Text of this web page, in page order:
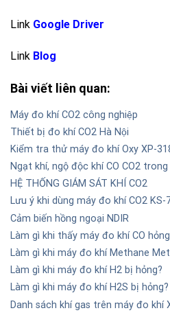
Link Google Driver
Link Blog
Bài viết liên quan:
Máy đo khí CO2 công nghiệp
Thiết bị đo khí CO2 Hà Nội
Kiểm tra thử máy đo khí Oxy XP-
Ngạt khí, ngộ độc khí CO CO2
HỆ THỐNG GIÁM SÁT KHÍ CO2
Lưu ý khi dùng máy đo khí CO2 KS-
Cảm biến hồng ngoại NDIR
Làm gì khi thấy máy đo khí CO
Làm gì khi máy đo khí Methane
Làm gì khi máy đo khí H2 bị hỏng?
Làm gì khi máy đo khí H2S bị hỏng?
Danh sách khí gas trên máy đo khí